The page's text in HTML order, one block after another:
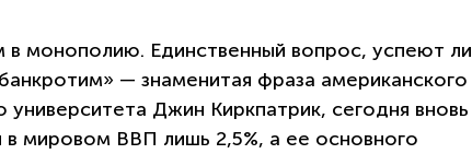
монополию. Единственный вопрос, успеют ли
— знаменитая фраза американского
Джин Киркпатрик, сегодня вновь
мировом ВВП лишь 2,5%, а ее основного